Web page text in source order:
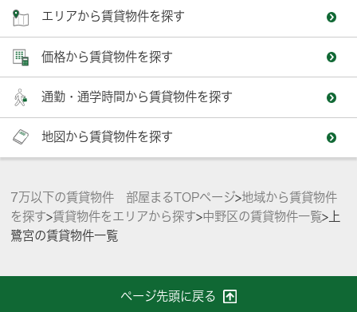
エリアから賃貸物件を探す
価格から賃貸物件を探す
通勤・通学時間から賃貸物件を探す
地図から賃貸物件を探す
7万以下の賃貸物件 部屋まるTOPページ>地域から賃貸物件
を探す>賃貸物件をエリアから探す>中野区の賃貸物件一覧>上
鷺宮の賃貸物件一覧
ページ先頭に戻る